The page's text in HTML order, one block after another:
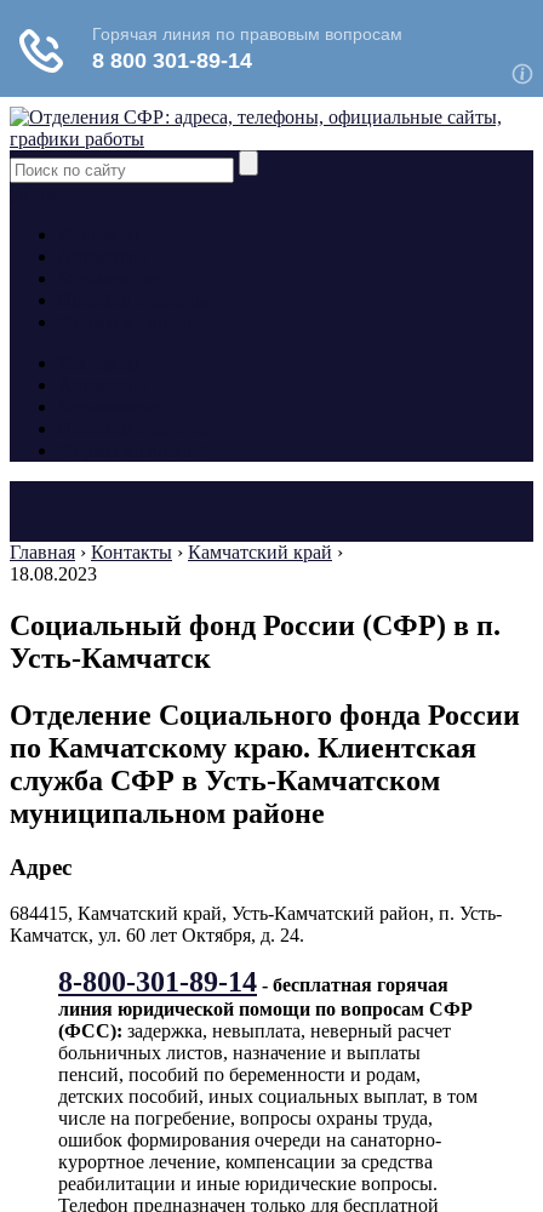
Главная › Контакты › Камчатский край ›
18.08.2023
Социальный фонд России (СФР) в п.
Усть-Камчатск
Отделение Социального фонда России
по Камчатскому краю. Клиентская
служба СФР в Усть-Камчатском
муниципальном районе
Адрес
684415, Камчатский край, Усть-Камчатский район, п. Усть-
Камчатск, ул. 60 лет Октября, д. 24.
8-800-301-89-14 - бесплатная горячая
линия юридической помощи по вопросам CФР
(ФСС): задержка, невыплата, неверный расчет
больничных листов, назначение и выплаты
пенсий, пособий по беременности и родам,
детских пособий, иных социальных выплат, в том
числе на погребение, вопросы охраны труда,
ошибок формирования очереди на санаторно-
курортное лечение, компенсации за средства
реабилитации и иные юридические вопросы.
Телефон предназначен только для бесплатной